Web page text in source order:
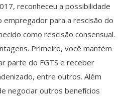
reconheceu a possibilidade
empregador para a rescisão do
como rescisão consensual.
Primeiro, você mantém
parte do FGTS e receber
entre outros. Além
negociar outros benefícios